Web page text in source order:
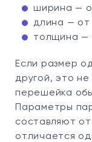
ширина —
длина — от
толщина —
Если размер
другой, это
перешейка
Параметры
составляют
отличается